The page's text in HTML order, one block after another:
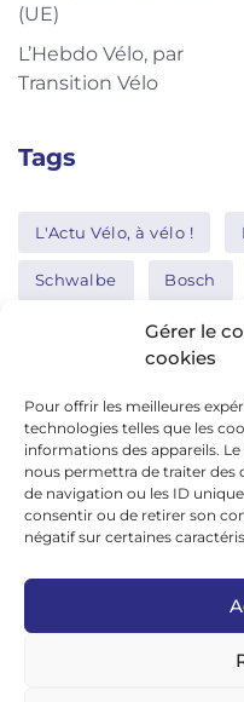
Gérer le
cookies
Pour offrir les meilleures
technologies telles que les
informations des appareils.
nous permettra de traiter
de navigation ou les ID
consentir ou de retirer son
négatif sur certaines
(UE)
L’Hebdo Vélo, par
Transition Vélo
Tags
L'Actu Vélo, à vélo !
Schwalbe Bosch
Thule
Réseaux sociaux
google news
facebook
twitter